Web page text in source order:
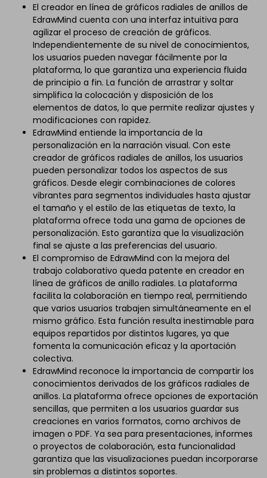
El creador en línea de gráficos radiales de anillos de
EdrawMind cuenta con una interfaz intuitiva para
agilizar el proceso de creación de gráficos.
Independientemente de su nivel de conocimientos,
los usuarios pueden navegar fácilmente por la
plataforma, lo que garantiza una experiencia fluida
de principio a fin. La función de arrastrar y soltar
simplifica la colocación y disposición de los
elementos de datos, lo que permite realizar ajustes y
modificaciones con rapidez.
EdrawMind entiende la importancia de la
personalización en la narración visual. Con este
creador de gráficos radiales de anillos, los usuarios
pueden personalizar todos los aspectos de sus
gráficos. Desde elegir combinaciones de colores
vibrantes para segmentos individuales hasta ajustar
el tamaño y el estilo de las etiquetas de texto, la
plataforma ofrece toda una gama de opciones de
personalización. Esto garantiza que la visualización
final se ajuste a las preferencias del usuario.
El compromiso de EdrawMind con la mejora del
trabajo colaborativo queda patente en creador en
línea de gráficos de anillo radiales. La plataforma
facilita la colaboración en tiempo real, permitiendo
que varios usuarios trabajen simultáneamente en el
mismo gráfico. Esta función resulta inestimable para
equipos repartidos por distintos lugares, ya que
fomenta la comunicación eficaz y la aportación
colectiva.
EdrawMind reconoce la importancia de compartir los
conocimientos derivados de los gráficos radiales de
anillos. La plataforma ofrece opciones de exportación
sencillas, que permiten a los usuarios guardar sus
creaciones en varios formatos, como archivos de
imagen o PDF. Ya sea para presentaciones, informes
o proyectos de colaboración, esta funcionalidad
garantiza que las visualizaciones puedan incorporarse
sin problemas a distintos soportes.